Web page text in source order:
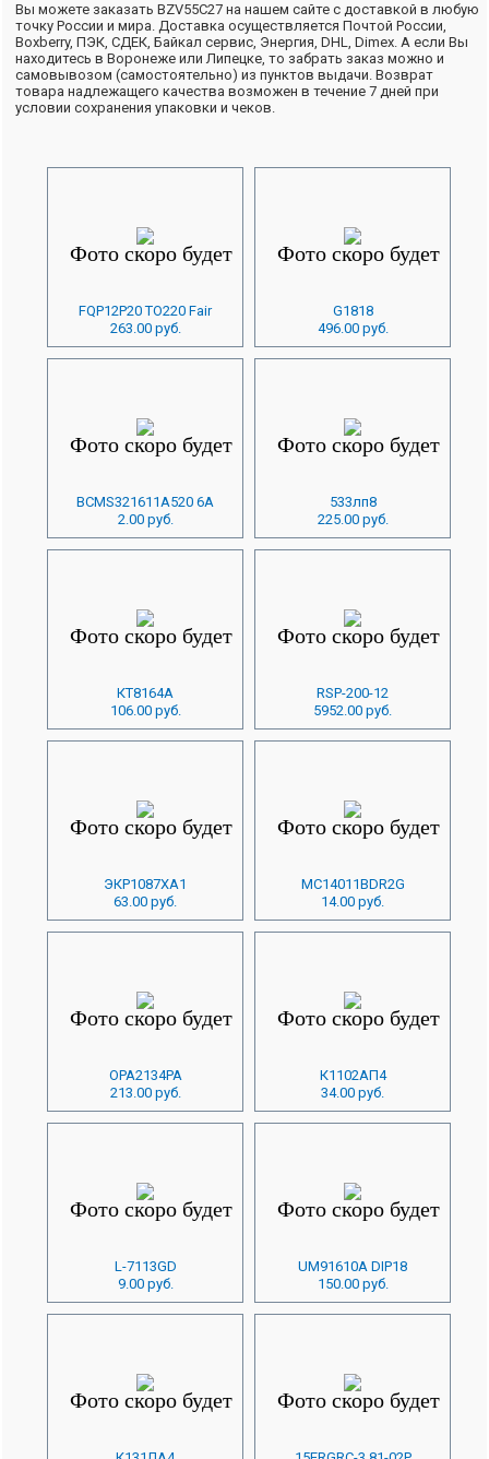
Вы можете заказать BZV55C27 на нашем сайте с доставкой в любую
точку России и мира. Доставка осуществляется Почтой России,
Boxberry, ПЭК, СДЕК, Байкал сервис, Энергия, DHL, Dimex. А если Вы
находитесь в Воронеже или Липецке, то забрать заказ можно и
самовывозом (самостоятельно) из пунктов выдачи. Возврат
товара надлежащего качества возможен в течение 7 дней при
условии сохранения упаковки и чеков.
FQP12P20 TO220 Fair
263.00 руб.
G1818
496.00 руб.
BCMS321611A520 6A
2.00 руб.
533лп8
225.00 руб.
КТ8164А
106.00 руб.
RSP-200-12
5952.00 руб.
ЭКР1087ХА1
63.00 руб.
MC14011BDR2G
14.00 руб.
OPA2134PA
213.00 руб.
К1102АП4
34.00 руб.
L-7113GD
9.00 руб.
UM91610A DIP18
150.00 руб.